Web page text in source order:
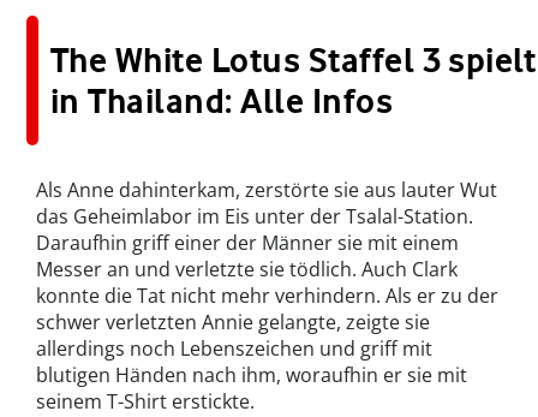
The White Lotus Staffel 3 spielt
in Thailand: Alle Infos
Als Anne dahinterkam, zerstörte sie aus lauter Wut
das Geheimlabor im Eis unter der Tsalal-Station.
Daraufhin griff einer der Männer sie mit einem
Messer an und verletzte sie tödlich. Auch Clark
konnte die Tat nicht mehr verhindern. Als er zu der
schwer verletzten Annie gelangte, zeigte sie
allerdings noch Lebenszeichen und griff mit
blutigen Händen nach ihm, woraufhin er sie mit
seinem T-Shirt erstickte.